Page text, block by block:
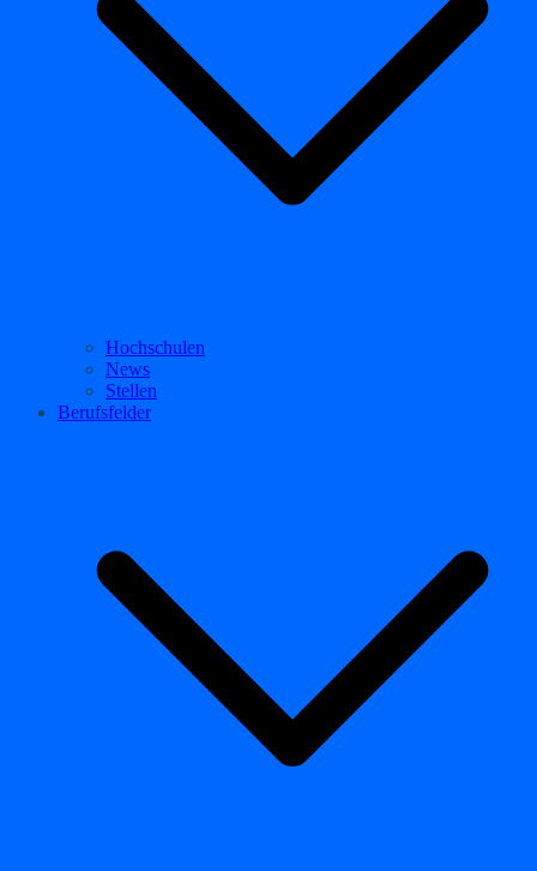
Hochschulen
News
Stellen
Berufsfelder